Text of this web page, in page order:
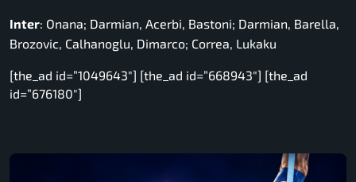
Inter: Onana; Darmian, Acerbi, Bastoni; Darmian, Barella,
Brozovic, Calhanoglu, Dimarco; Correa, Lukaku
[the_ad id=”1049643″] [the_ad id=”668943″] [the_ad
id=”676180″]